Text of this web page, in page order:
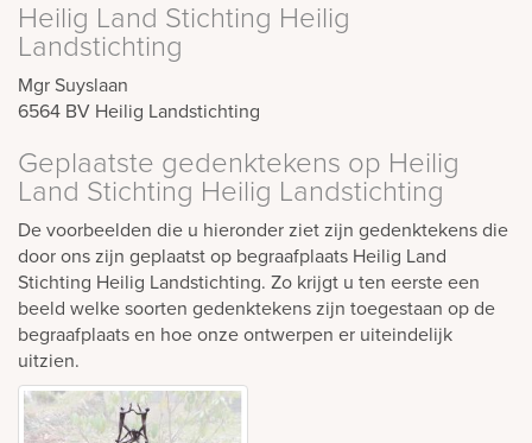
Heilig Land Stichting Heilig
Landstichting
Mgr Suyslaan
6564 BV Heilig Landstichting
Geplaatste gedenktekens op Heilig
Land Stichting Heilig Landstichting
De voorbeelden die u hieronder ziet zijn gedenktekens die
door ons zijn geplaatst op begraafplaats Heilig Land
Stichting Heilig Landstichting. Zo krijgt u ten eerste een
beeld welke soorten gedenktekens zijn toegestaan op de
begraafplaats en hoe onze ontwerpen er uiteindelijk
uitzien.